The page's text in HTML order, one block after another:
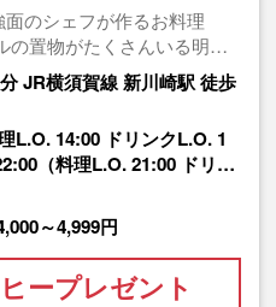
のシェフが作るお料理
の置物がたくさんいる明…
JR横須賀線 新川崎駅 徒歩
L.O. 14:00 ドリンクL.O. 1
（料理L.O. 21:00 ドリ…
～4,999円
ープレゼント